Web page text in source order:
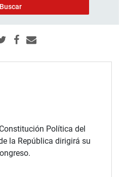
Política del
la República dirigirá su